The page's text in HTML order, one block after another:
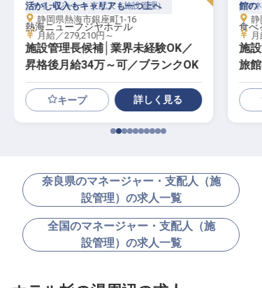
マネージャー・支配人（施設管理）
熱海ニューフジヤホテル
施設管理長候補│業界未経験OK／
昇格後月給34万～可／ブランクOK
活かし収入もキャリアも一つ上へ
静岡県熱海市銀座町1-16
月給／279,210円～
キープ 詳しく見る
マ
食べ
施
旅
任者
館の
静
奈良県のマネージャー・支配人（施
設管理）の求人一覧
全国のマネージャー・支配人（施
設管理）の求人一覧